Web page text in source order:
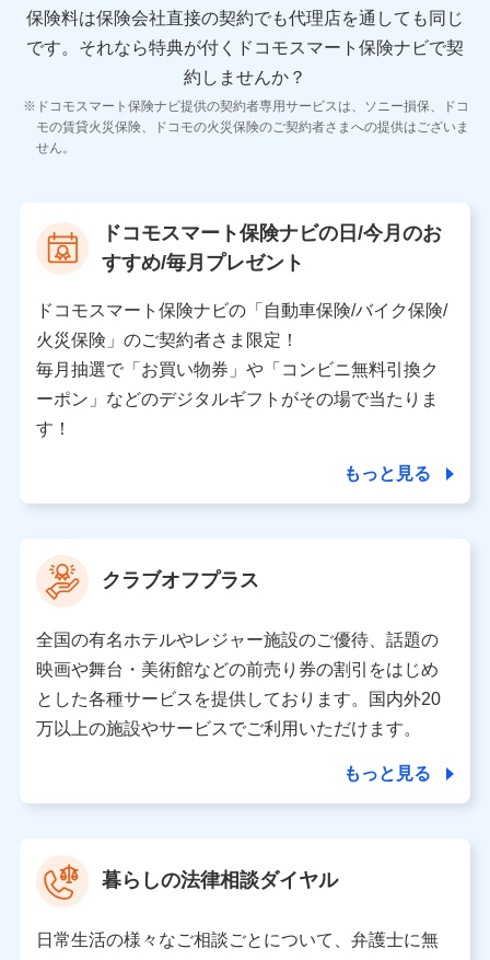
11.マイカー通勤管理クラウド並びに法人向けASPサー
ビスに関してのお問い合わせ情報
各種お問い合わせに対応するため
当社のサービスに関する情報提供や、皆様に有用なお知らせ
をお送りするため
当社の対応品質向上やお問い合わせ内容の正確な把握のため
個人情報保護管理者の職名、連絡先
〒103-0013 東京都中央区日本橋人形町2-14-10 アー
バンネット日本橋ビル 3F
株式会社ドコモ・インシュアランス
個人情報の第三者提供について
当社は利用目的の達成に必要な範囲内において個人情報
の取り扱いの全部または一部を委託する場合がありま
す。
個人データの共同利用
当社は株式会社NTTドコモとの間で、以下のとおり個
人データを共同利用します。
氏名、電話番号、メールアドレス、お客さまの識別子、属
性、連絡先、dポイントサービスのご利用に関する情報。例
として、dポイントカード番号、性別、年齢、家族構成、住
所、dポイント残高、dポイント利用履歴などが含まれます。
利用情報
保険料は保険会社直接の契約でも代理店を通しても同じ
です。 それなら特典が付くドコモスマート保険ナビで契
約しませんか？
ドコモスマート保険ナビ提供の契約者専用サービスは、ソニー損保、ドコ
モの賃貸火災保険、ドコモの火災保険のご契約者さまへの提供はございま
せん。
ドコモスマート保険ナビの日/今月のお
すすめ/毎月プレゼント
ドコモスマート保険ナビの「自動車保険/バイク保険/
火災保険」のご契約者さま限定！
毎月抽選で「お買い物券」や「コンビニ無料引換ク
ーポン」などのデジタルギフトがその場で当たりま
す！
もっと見る
クラブオフプラス
全国の有名ホテルやレジャー施設のご優待、話題の
映画や舞台・美術館などの前売り券の割引をはじめ
とした各種サービスを提供しております。国内外20
万以上の施設やサービスでご利用いただけます。
もっと見る
暮らしの法律相談ダイヤル
日常生活の様々なご相談ごとについて、弁護士に無